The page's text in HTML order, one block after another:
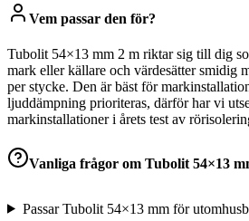
Vem passar den för?
Tubolit 54×13 mm 2 m riktar sig till dig
mark eller källare och värdesätter smidig
per stycke. Den är bäst för
ljuddämpning prioriteras, därför har vi
markinstallationer i årets test av
Vanliga frågor om Tubolit 54×13
Passar Tubolit 54×13 mm för